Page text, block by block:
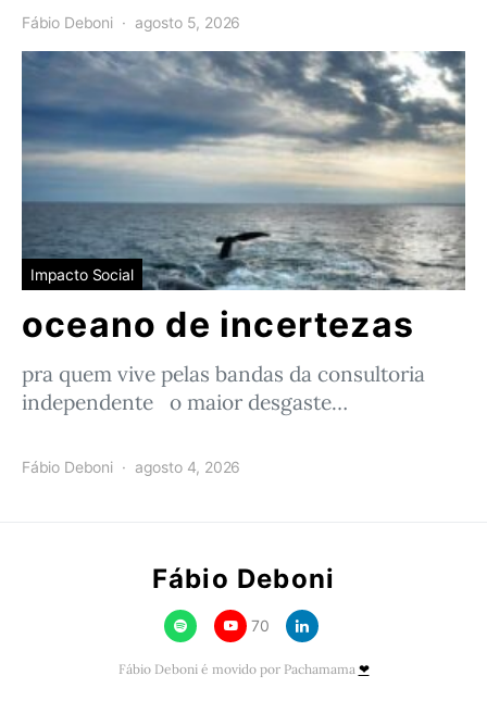
Fábio Deboni agosto 5, 2026
Impacto Social
oceano de incertezas
pra quem vive pelas bandas da consultoria
independente o maior desgaste…
Fábio Deboni agosto 4, 2026
Fábio Deboni
70
Fábio Deboni é movido por Pachamama ❤